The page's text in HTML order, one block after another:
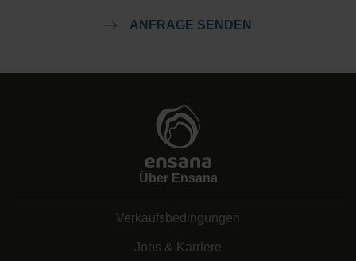
ANFRAGE SENDEN
Über Ensana
Verkaufsbedingungen
Jobs & Karriere